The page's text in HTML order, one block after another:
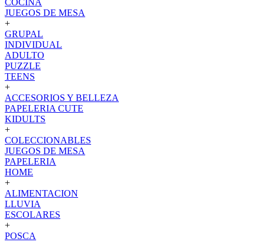
COCINA
JUEGOS DE MESA
+
GRUPAL
INDIVIDUAL
ADULTO
PUZZLE
TEENS
+
ACCESORIOS Y BELLEZA
PAPELERIA CUTE
KIDULTS
+
COLECCIONABLES
JUEGOS DE MESA
PAPELERIA
HOME
+
ALIMENTACION
LLUVIA
ESCOLARES
+
POSCA